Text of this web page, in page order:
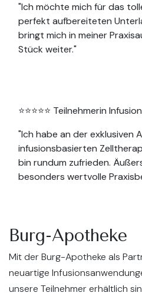
"Ich möchte mich für das
perfekt aufbereiteten
bringt mich in meiner
Stück weiter."
⭐⭐⭐⭐⭐ Teilnehmerin
"Ich habe an der exklusiven
infusionsbasierten
bin rundum zufrieden.
besonders wertvolle
Burg-Apotheke
Mit der Burg-Apotheke als
neuartige
unsere Teilnehmer erhältlich